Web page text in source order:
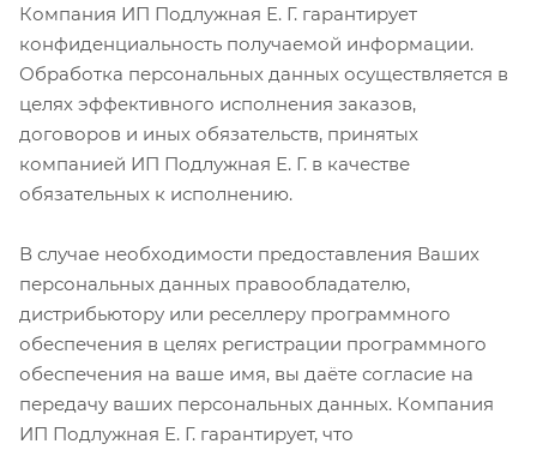
Компания ИП Подлужная Е. Г. гарантирует
конфиденциальность получаемой информации.
Обработка персональных данных осуществляется в
целях эффективного исполнения заказов,
договоров и иных обязательств, принятых
компанией ИП Подлужная Е. Г. в качестве
обязательных к исполнению.
В случае необходимости предоставления Ваших
персональных данных правообладателю,
дистрибьютору или реселлеру программного
обеспечения в целях регистрации программного
обеспечения на ваше имя, вы даёте согласие на
передачу ваших персональных данных. Компания
ИП Подлужная Е. Г. гарантирует, что